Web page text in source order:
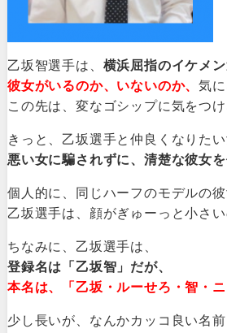
乙坂智選手は、 横浜屈指のイケメ
彼女がいるのか、いないのか、気
この先は、変なゴシップに気をつけ
きっと、乙坂選手と仲良くなりた
悪い女に騙されずに、清楚な彼女
個人的に、同じハーフのモデルの
乙坂選手は、顔がぎゅーっと小さ
ちなみに、乙坂選手は、
登録名は「乙坂智」だが、
本名は、「乙坂・ルーせろ・智・ニ
少し長いが、なんかカッコ良い名前